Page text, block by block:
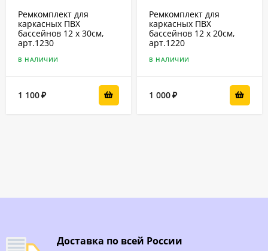
Ремкомплект для
каркасных ПВХ
бассейнов 12 x 30см,
арт.1230
В НАЛИЧИИ
1 100₽
Ремкомплект для
каркасных ПВХ
бассейнов 12 x 20см,
арт.1220
В НАЛИЧИИ
1 000₽
Доставка по всей России